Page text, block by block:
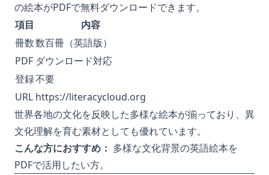
の絵本がPDFで無料ダウンロードできます。
項目
内容
冊数数百冊（英語版）
PDF ダウンロード対応
登録不要
URL https://literacycloud.org
世界各地の文化を反映した多様な絵本が揃っており、異
文化理解を育む素材としても優れています。
こんな方におすすめ： 多様な文化背景の英語絵本を
PDFで活用したい方。